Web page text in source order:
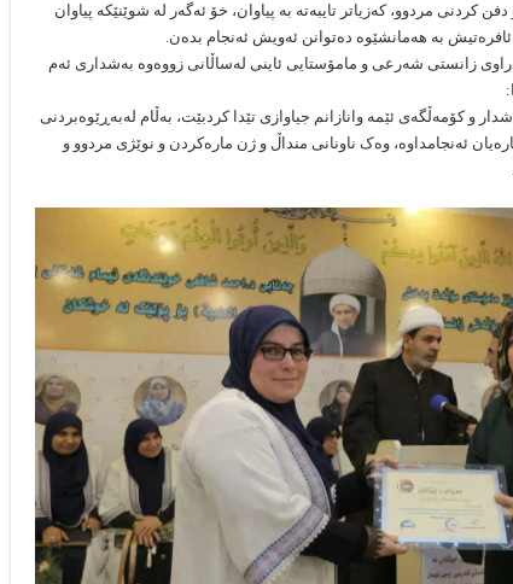
کردنی مردوو، کەزیاتر تایبەتە بە پیاوان، خۆ ئەگەر لە شوێنێکە پیاوان
ئافرەتیش بە هەمانشێوە دەتوانن ئەویش ئەنجام بدەن.
زانستی شەرعی و مامۆستایی ئاینی لەساڵانی زووەوە بەشداری ئەم
و کۆمەڵگەی ئێمە وانازانم جیاوازی تێدا کردبێت، بەڵام لەبەڕێوەبردنی
ئەنجامداوە، وەک ناونانی منداڵ و ژن مارەکردن و نوێژی مردوو و